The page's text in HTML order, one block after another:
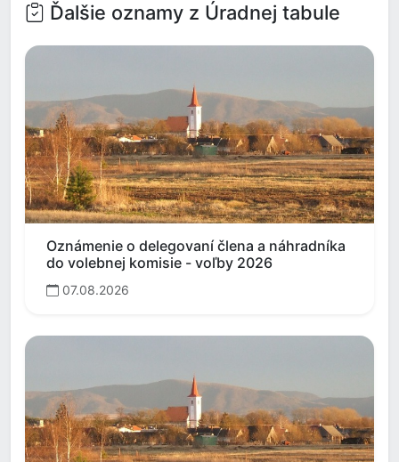
Ďalšie oznamy z Úradnej tabule
Oznámenie o delegovaní člena a náhradníka
do volebnej komisie - voľby 2026
07.08.2026